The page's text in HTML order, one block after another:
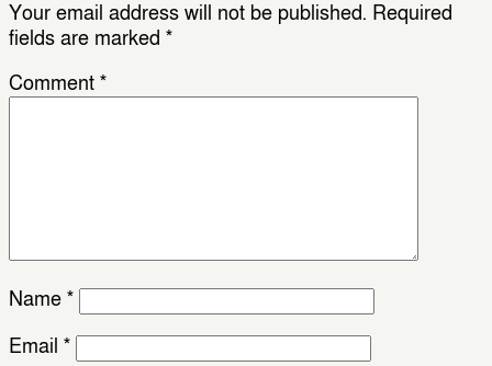
Your email address will not be published. Required
fields are marked *
Comment *
Name *
Email *